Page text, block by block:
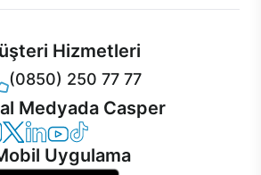
Hizmetleri
(0850) 250 77 77
Medyada Casper
Facebook
Instagram
Casper Twitter
Casper LinkedIn
Casper YouTube
Casper TikTok
Uygulama